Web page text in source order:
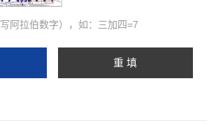
阿拉伯数字），如：三加四=7